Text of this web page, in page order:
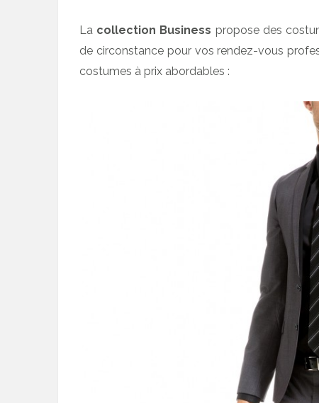
La collection Business propose des
de circonstance pour vos rendez-vous
costumes à prix abordables :